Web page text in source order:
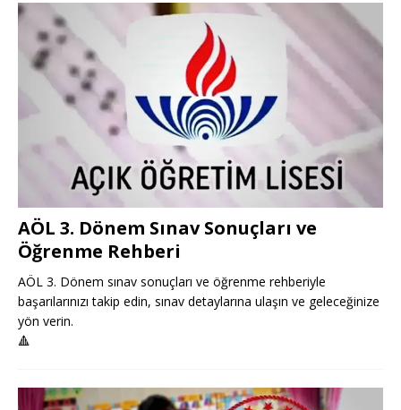
AÖL 3. Dönem Sınav Sonuçları ve
Öğrenme Rehberi
AÖL 3. Dönem sınav sonuçları ve öğrenme rehberiyle
başarılarınızı takip edin, sınav detaylarına ulaşın ve geleceğinize
yön verin.
🔺